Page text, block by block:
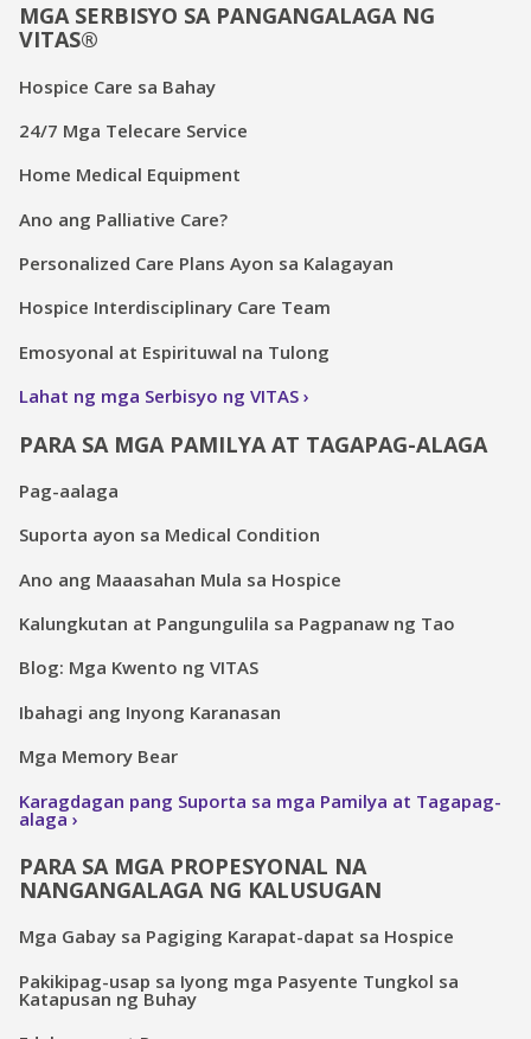
MGA SERBISYO SA PANGANGALAGA NG
VITAS®
Hospice Care sa Bahay
24/7 Mga Telecare Service
Home Medical Equipment
Ano ang Palliative Care?
Personalized Care Plans Ayon sa Kalagayan
Hospice Interdisciplinary Care Team
Emosyonal at Espirituwal na Tulong
Lahat ng mga Serbisyo ng VITAS
PARA SA MGA PAMILYA AT TAGAPAG-ALAGA
Pag-aalaga
Suporta ayon sa Medical Condition
Ano ang Maaasahan Mula sa Hospice
Kalungkutan at Pangungulila sa Pagpanaw ng Tao
Blog: Mga Kwento ng VITAS
Ibahagi ang Inyong Karanasan
Mga Memory Bear
Karagdagan pang Suporta sa mga Pamilya at Tagapag-
alaga
PARA SA MGA PROPESYONAL NA
NANGANGALAGA NG KALUSUGAN
Mga Gabay sa Pagiging Karapat-dapat sa Hospice
Pakikipag-usap sa Iyong mga Pasyente Tungkol sa
Katapusan ng Buhay